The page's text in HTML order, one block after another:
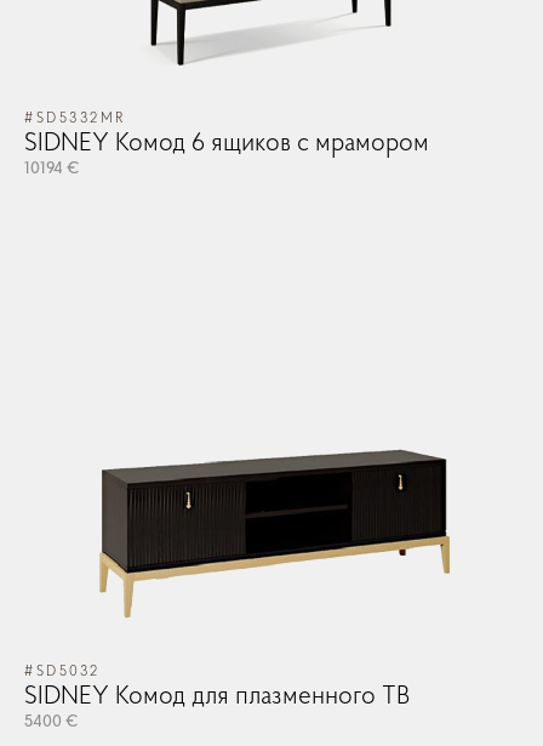
#SD5332MR
SIDNEY Комод 6 ящиков с мрамором
10194 €
#SD5032
SIDNEY Комод для плазменного ТВ
5400 €